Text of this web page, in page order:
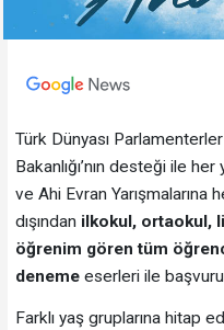
Türk Dünyası
Bakanlığı’nın desteği ile
ve Ahi Evran
dışından ilkokul, ortaokul,
öğrenim gören tüm
deneme eserleri ile
Farklı yaş gruplarına hitap